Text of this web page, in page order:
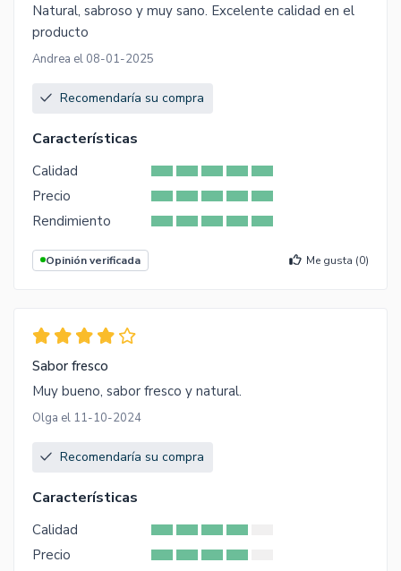
Natural, sabroso y muy sano. Excelente calidad en el
producto
Andrea el 08-01-2025
Recomendaría su compra
Características
Calidad
Precio
Rendimiento
Opinión verificada Me gusta (0)
Sabor fresco
Muy bueno, sabor fresco y natural.
Olga el 11-10-2024
Recomendaría su compra
Características
Calidad
Precio